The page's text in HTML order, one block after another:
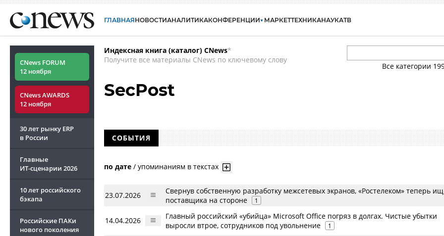
ГЛАВНАЯНОВОСТИАНАЛИТИКАКОНФЕРЕНЦИИ МАРКЕТТЕХНИКАНАУКАТВ
CNews FORUM
12 ноября
CNews AWARDS
12 ноября
30 лет рынку ERP
в России
Главные
ИТ-сценарии 2026
10 лет российского
бэкапа
Российские ПАКи
нового поколения
Индексная книга (каталог) CNews*
Получите все материалы CNews по ключевому слову
Все категории
SecPost
СОБЫТИЯ
по дате / упоминаниям в текстах
23.07.2026
Свернув собственную разработку межсетевых экранов, «Ростелеком» теперь
поставщика на стороне
1
14.04.2026
Главный российский «убийца» Microsoft Office погряз в долгах. Чистые убытки
выросли втрое, сотрудников под увольнение
1